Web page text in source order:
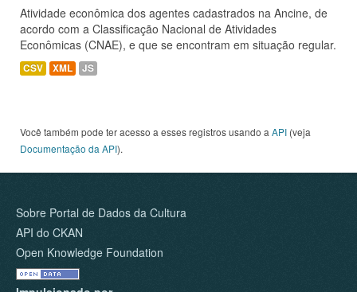
Atividade econômica dos agentes cadastrados na Ancine, de
acordo com a Classificação Nacional de Atividades
Econômicas (CNAE), e que se encontram em situação regular.
CSV XML JS
Você também pode ter acesso a esses registros usando a API (veja
Documentação da API).
Sobre Portal de Dados da Cultura
API do CKAN
Open Knowledge Foundation